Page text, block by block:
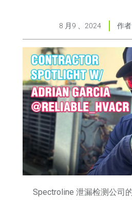
8 月9 、2024 作者
Spectroline 泄漏检测公司